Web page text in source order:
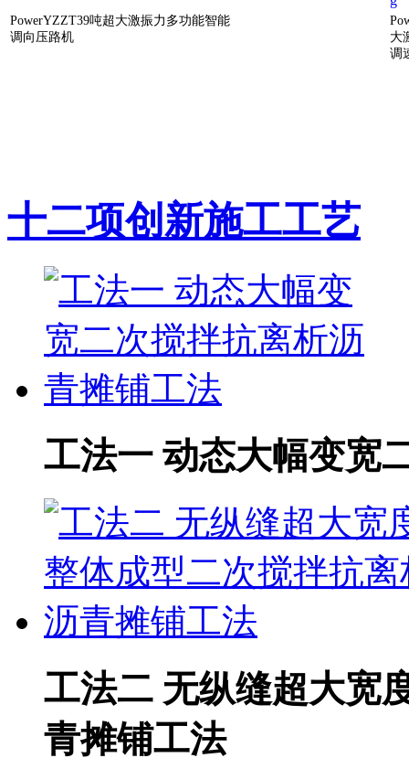
PowerYZZT39吨超大激振力多功能智能
调向压路机
大
调
十二项创新施工工艺
工法一 动态大幅变宽
工法二 无纵缝超大宽
青摊铺工法